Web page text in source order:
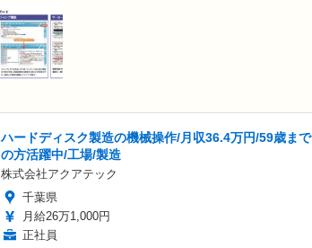
ハードディスク製造の機械操作/月収36.4万円/59歳まで
の方活躍中/工場/製造
株式会社アクアテック
千葉県
月給26万1,000円
正社員